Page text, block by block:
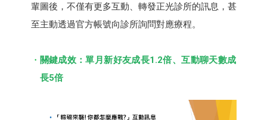
輩圖後，不僅有更多互動、轉發正光診所的訊息，甚
至主動透過官方帳號向診所詢問對應療程。
關鍵成效：單月新好友成長1.2倍、互動聊天數成
長5倍